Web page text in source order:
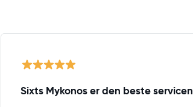
Sixts Mykonos er den beste servicen